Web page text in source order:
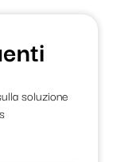
soluzione